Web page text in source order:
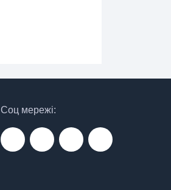
Соц мережі: